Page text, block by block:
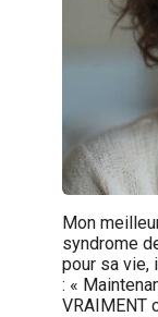
Mon
syndrome
pour sa vie,
: «
VRAIMENT